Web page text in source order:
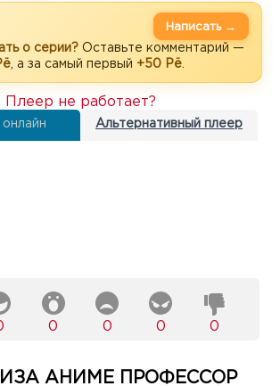
о серии? Оставьте комментарий —
, а за самый первый +50 Рё
Написать →
Альтернативный плеер
Плеер не работает?
0 0 0 0
АНИМЕ ПРОФЕССОР